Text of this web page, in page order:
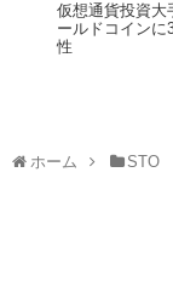
仮想通貨投資大
ールドコインに
性
ホーム STO